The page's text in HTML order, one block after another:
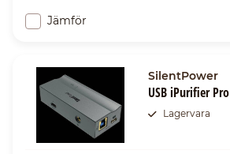
Jämför
SilentPower
USB iPurifier Pro
Lagervara